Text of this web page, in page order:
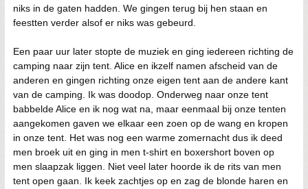
niks in de gaten hadden. We gingen terug bij hen staan en
feestten verder alsof er niks was gebeurd.
Een paar uur later stopte de muziek en ging iedereen richting de
camping naar zijn tent. Alice en ikzelf namen afscheid van de
anderen en gingen richting onze eigen tent aan de andere kant
van de camping. Ik was doodop. Onderweg naar onze tent
babbelde Alice en ik nog wat na, maar eenmaal bij onze tenten
aangekomen gaven we elkaar een zoen op de wang en kropen
in onze tent. Het was nog een warme zomernacht dus ik deed
men broek uit en ging in men t-shirt en boxershort boven op
men slaapzak liggen. Niet veel later hoorde ik de rits van men
tent open gaan. Ik keek zachtjes op en zag de blonde haren en